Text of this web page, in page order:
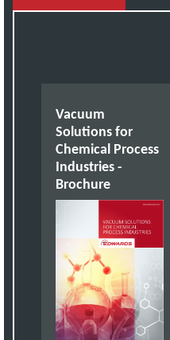
Vacuum
Solutions for
Chemical Process
Industries -
Brochure